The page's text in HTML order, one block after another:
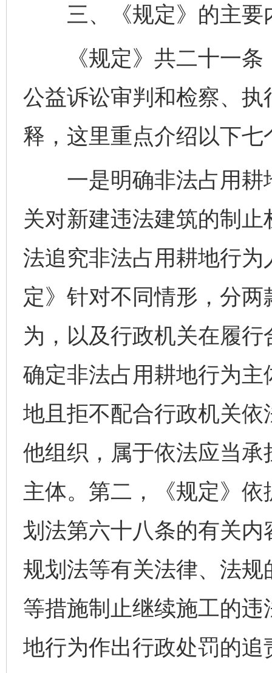
三、《规定》的主要
《规定》共二十一条
公益诉讼审判和检察、
释，这里重点介绍以下
一是明确非法占用耕
关对新建违法建筑的制
法追究非法占用耕地行
定》针对不同情形，分
为，以及行政机关在履
确定非法占用耕地行为
地且拒不配合行政机关
他组织，属于依法应当
主体。第二，《规定》
划法第六十八条的有关
规划法等有关法律、法
等措施制止继续施工的
地行为作出行政处罚的